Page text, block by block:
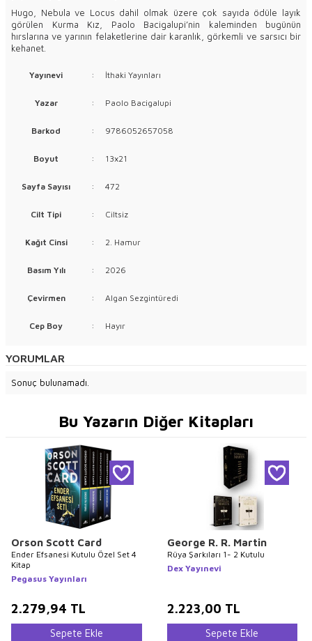
Hugo, Nebula ve Locus dahil olmak üzere çok sayıda ödüle layık
görülen Kurma Kız, Paolo Bacigalupi’nin kaleminden bugünün
hırslarına ve yarının felaketlerine dair karanlık, görkemli ve sarsıcı bir
kehanet.
Yayınevi : İthaki Yayınları
Yazar : Paolo Bacigalupi
Barkod : 9786052657058
Boyut : 13x21
Sayfa Sayısı : 472
Cilt Tipi : Ciltsiz
Kağıt Cinsi : 2. Hamur
Basım Yılı : 2026
Çevirmen : Algan Sezgintüredi
Cep Boy : Hayır
YORUMLAR
Sonuç bulunamadı.
Bu Yazarın Diğer Kitapları
Orson Scott Card
Ender Efsanesi Kutulu Özel Set 4
Kitap
Pegasus Yayınları
2.279,94 TL
Sepete Ekle
George R. R. Martin
Rüya Şarkıları 1- 2 Kutulu
Dex Yayınevi
2.223,00 TL
Sepete Ekle